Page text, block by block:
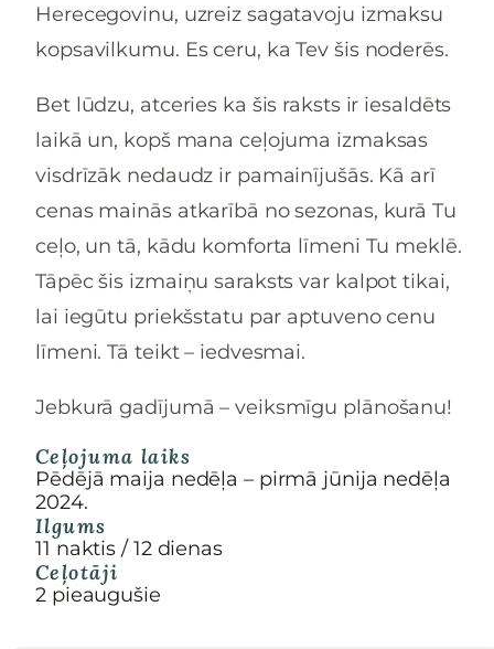
Herecegovinu, uzreiz sagatavoju izmaksu
kopsavilkumu. Es ceru, ka Tev šis noderēs.
Bet lūdzu, atceries ka šis raksts ir iesaldēts
laikā un, kopš mana ceļojuma izmaksas
visdrīzāk nedaudz ir pamainījušās. Kā arī
cenas mainās atkarībā no sezonas, kurā Tu
ceļo, un tā, kādu komforta līmeni Tu meklē.
Tāpēc šis izmaiņu saraksts var kalpot tikai,
lai iegūtu priekšstatu par aptuveno cenu
līmeni. Tā teikt – iedvesmai.
Jebkurā gadījumā – veiksmīgu plānošanu!
Ceļojuma laiks
Pēdējā maija nedēļa – pirmā jūnija nedēļa
2024.
Ilgums
11 naktis / 12 dienas
Ceļotāji
2 pieaugušie